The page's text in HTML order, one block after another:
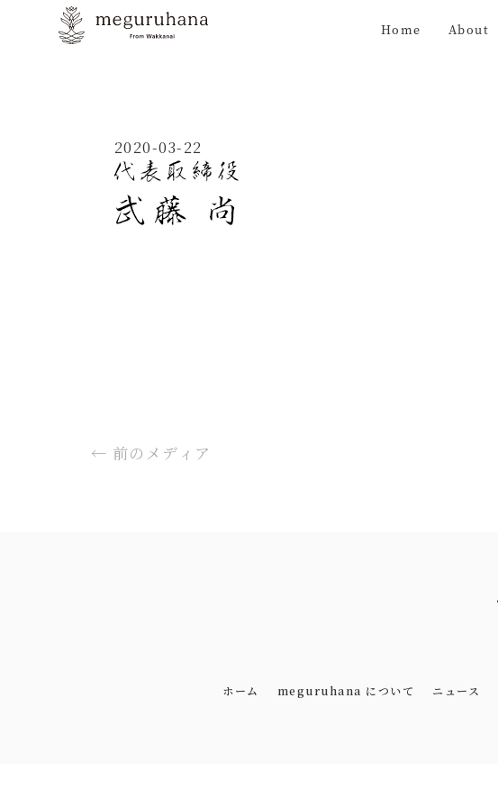
Home About
2020-03-22
← 前のメディア
ホーム meguruhana について ニュース